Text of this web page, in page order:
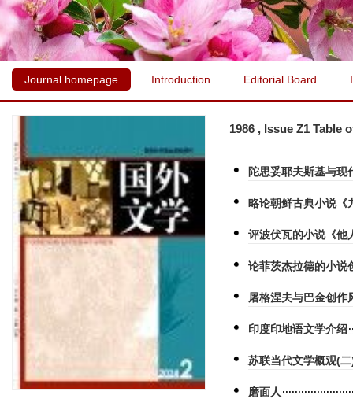
Journal homepage Introduction Editorial Board
1986 , Issue Z1 Table
陀思妥耶夫斯基与现
略论朝鲜古典小说《
评波伏瓦的小说《他
论菲茨杰拉德的小说
屠格涅夫与巴金创作
印度印地语文学介绍
苏联当代文学概观(
磨面人